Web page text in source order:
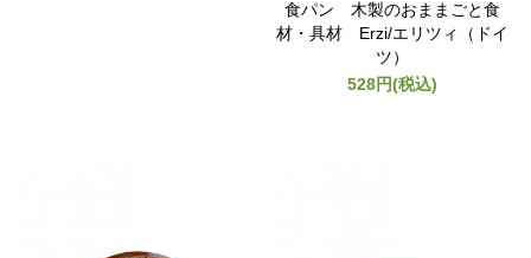
食パン 木製のおままごと食
材・具材 Erzi/エリツィ（ドイ
ツ）
528円(税込)